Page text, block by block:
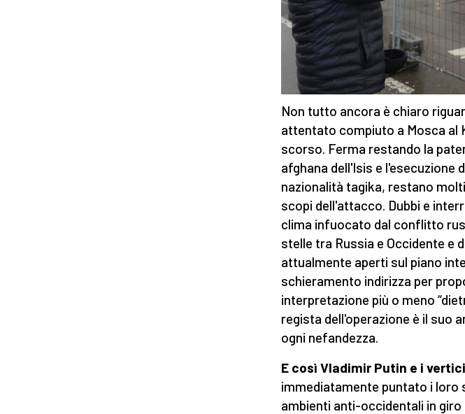
Non tutto ancora è chiaro
attentato compiuto a Mosca al
scorso. Ferma restando la
afghana dell'Isis e l'esecuzione
nazionalità tagika, restano
scopi dell'attacco. Dubbi e
clima infuocato dal conflitto
stelle tra Russia e Occidente e
attualmente aperti sul piano
schieramento indirizza per
interpretazione più o meno
regista dell'operazione è il suo
ogni nefandezza.
E così Vladimir Putin e i
immediatamente puntato i
ambienti anti-occidentali in